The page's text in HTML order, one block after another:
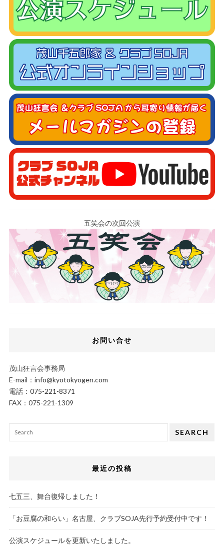
五笑会の次回公演
お問い合せ
茂山狂言会事務局
E-mail： info@kyotokyogen.com
電話： 075-221-8371
FAX：075-221-1309
SEARCH
最近の投稿
七五三、舞台復帰しました！
「お豆腐の和らい」名古屋、クラブSOJA先行予約受付中です！
公演スケジュールを更新いたしました。